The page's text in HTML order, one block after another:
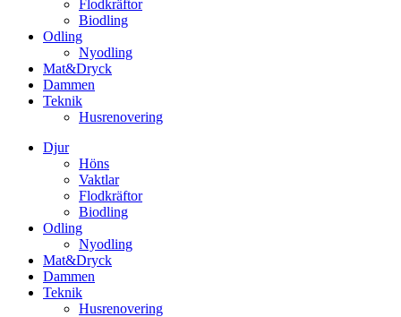
Flodkräftor
Biodling
Odling
Nyodling
Mat&Dryck
Dammen
Teknik
Husrenovering
Djur
Höns
Vaktlar
Flodkräftor
Biodling
Odling
Nyodling
Mat&Dryck
Dammen
Teknik
Husrenovering